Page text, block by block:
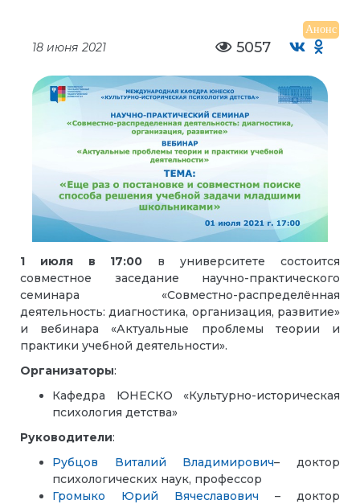
Анонс
18 июня 2021 5057
1 июля в 17:00 в университете состоится
совместное заседание научно-практического
семинара «Совместно-распределённая
деятельность: диагностика, организация, развитие»
и вебинара «Актуальные проблемы теории и
практики учебной деятельности».
Организаторы:
Кафедра ЮНЕСКО «Культурно-историческая
психология детства»
Руководители:
Рубцов Виталий Владимирович– доктор
психологических наук, профессор
Громыко Юрий Вячеславович – доктор